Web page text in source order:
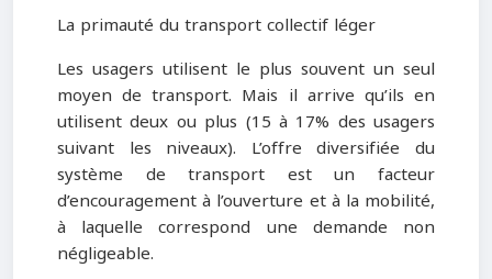
La primauté du transport collectif léger
Les usagers utilisent le plus souvent un seul
moyen de transport. Mais il arrive qu’ils en
utilisent deux ou plus (15 à 17% des usagers
suivant les niveaux). L’offre diversifiée du
système de transport est un facteur
d’encouragement à l’ouverture et à la mobilité,
à laquelle correspond une demande non
négligeable.